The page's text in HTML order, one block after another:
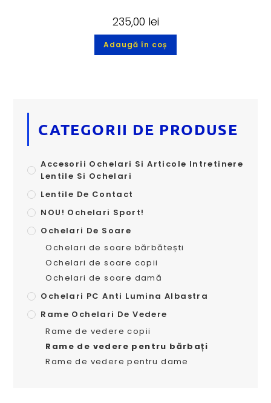
235,00 lei
Adaugă în coș
CATEGORII DE PRODUSE
Accesorii Ochelari Si Articole Intretinere
Lentile Si Ochelari
Lentile De Contact
NOU! Ochelari Sport!
Ochelari De Soare
Ochelari de soare bărbătești
Ochelari de soare copii
Ochelari de soare damă
Ochelari PC Anti Lumina Albastra
Rame Ochelari De Vedere
Rame de vedere copii
Rame de vedere pentru bărbați
Rame de vedere pentru dame